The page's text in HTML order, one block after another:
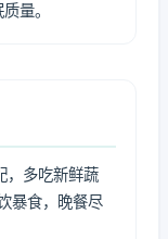
量。
，多吃新鲜蔬
暴食，晚餐尽